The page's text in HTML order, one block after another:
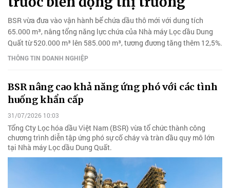
BSR vừa đưa vào vận hành bể chứa dầu thô mới với dung tích
65.000 m³, nâng tổng năng lực chứa của Nhà máy Lọc dầu Dung
Quất từ 520.000 m³ lên 585.000 m³, tương đương tăng thêm 12,5%.
THÔNG TIN DOANH NGHIỆP
BSR nâng cao khả năng ứng phó với các tình
huống khẩn cấp
31/07/2026 10:03
Tổng Cty Lọc hóa dầu Việt Nam (BSR) vừa tổ chức thành công
chương trình diễn tập ứng phó sự cố cháy và tràn dầu quy mô lớn
tại Nhà máy Lọc dầu Dung Quất.